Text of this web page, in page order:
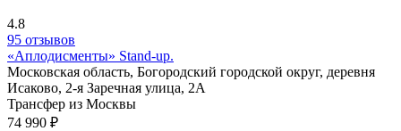
4.8
95 отзывов
«Аплодисменты» Stand-up.
Московская область, Богородский городской округ, деревня
Исаково, 2-я Заречная улица, 2А
Трансфер из Москвы
74 990 ₽